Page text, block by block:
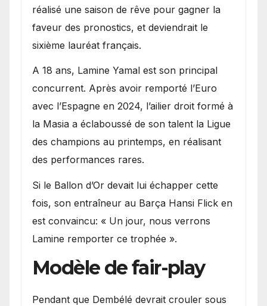
réalisé une saison de rêve pour gagner la
faveur des pronostics, et deviendrait le
sixième lauréat français.
A 18 ans, Lamine Yamal est son principal
concurrent. Après avoir remporté l’Euro
avec l’Espagne en 2024, l’ailier droit formé à
la Masia a éclaboussé de son talent la Ligue
des champions au printemps, en réalisant
des performances rares.
Si le Ballon d’Or devait lui échapper cette
fois, son entraîneur au Barça Hansi Flick en
est convaincu: « Un jour, nous verrons
Lamine remporter ce trophée ».
Modèle de fair-play
Pendant que Dembélé devrait crouler sous